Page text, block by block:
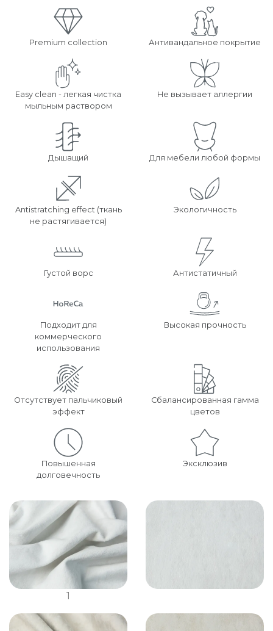
Premium collection Антивандальное покрытие
Easy clean - легкая чистка
мыльным раствором
Не вызывает аллергии
Дышащий Для мебели любой формы
Antistratching effect (ткань
не растягивается)
Экологичность
Густой ворс Антистатичный
Подходит для
коммерческого
использования
Высокая прочность
Отсутствует пальчиковый
эффект
Сбалансированная гамма
цветов
Повышенная
долговечность
Эксклюзив
1